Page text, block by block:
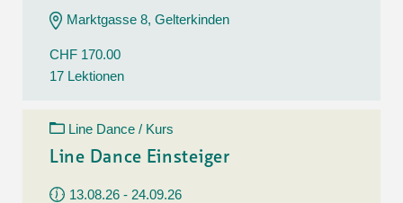
Marktgasse 8, Gelterkinden
CHF 170.00
17 Lektionen
Line Dance / Kurs
Line Dance Einsteiger
13.08.26 - 24.09.26